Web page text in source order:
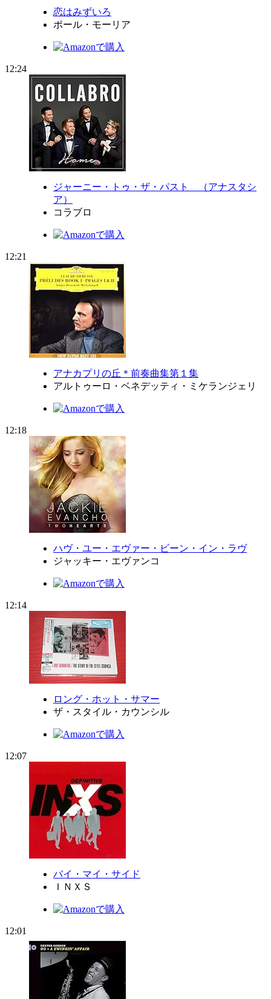
恋はみずいろ
ポール・モーリア
12:24
ジャーニー・トゥ・ザ・パスト （アナスタシ
ア）
コラブロ
12:21
アナカプリの丘＊前奏曲集第１集
アルトゥーロ・ベネデッティ・ミケランジェリ
12:18
ハヴ・ユー・エヴァー・ビーン・イン・ラヴ
ジャッキー・エヴァンコ
12:14
ロング・ホット・サマー
ザ・スタイル・カウンシル
12:07
バイ・マイ・サイド
ＩＮＸＳ
12:01